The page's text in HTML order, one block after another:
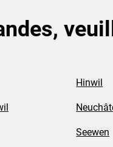
Hinwil
Seewen